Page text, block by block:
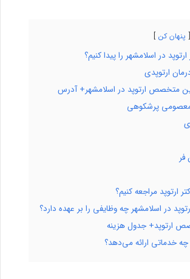
پنهان کن
در اسلامشهر را پیدا کنیم؟
ارتوپدی
پرشکوهی
ارتوپد مراجعه کنیم؟
در اسلامشهر چه وظایفی را بر عهده دارد؟
ارتوپد+ جدول هزینه
چه خدماتی ارائه می‌دهد؟